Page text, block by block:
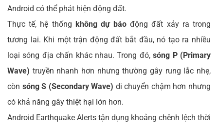
Android có thể phát hiện động đất.
Thực tế, hệ thống không dự báo động đất xảy ra trong
tương lai. Khi một trận động đất bắt đầu, nó tạo ra nhiều
loại sóng địa chấn khác nhau. Trong đó,sóng P (Primary
Wave) truyền nhanh hơn nhưng thường gây rung lắc nhẹ,
còn sóng S (Secondary Wave) di chuyển chậm hơn nhưng
có khả năng gây thiệt hại lớn hơn.
Android Earthquake Alerts tận dụng khoảng chênh lệch thời